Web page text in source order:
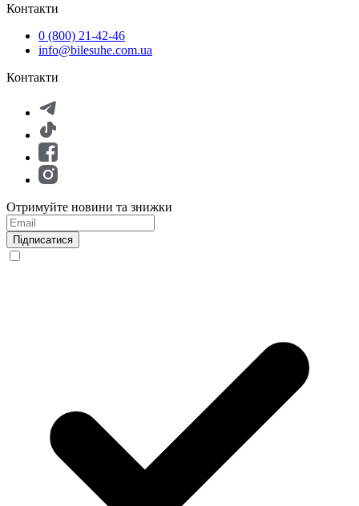
Контакти
0 (800) 21-42-46
info@bilesuhe.com.ua
Контакти
Отримуйте новини та знижки
Підписатися